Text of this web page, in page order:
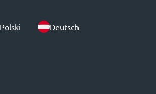
Polski Deutsch